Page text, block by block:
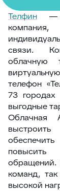
Телфин —
связи.
облачную
телефон
73
выгодные
Облачная
обращений.
команд,
высокой